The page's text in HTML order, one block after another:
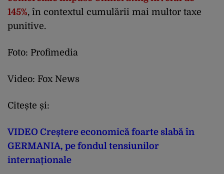
145%, în contextul cumulării mai multor taxe
punitive.
Foto: Profimedia
Video: Fox News
Citește și:
VIDEO Creștere economică foarte slabă în
GERMANIA, pe fondul tensiunilor
internaționale